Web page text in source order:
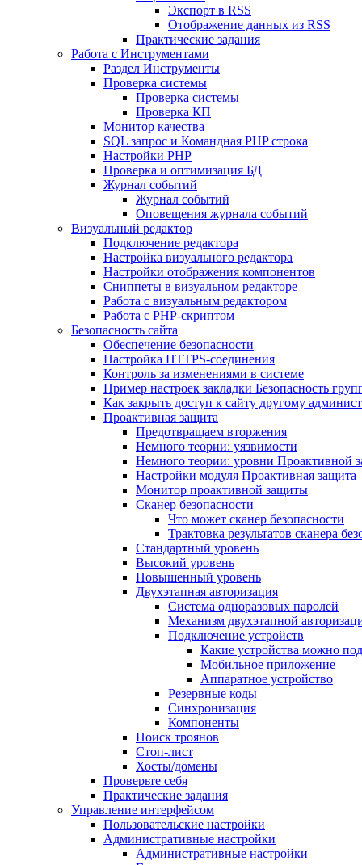
Экспорт в RSS
Отображение данных из RSS
Практические задания
Работа с Инструментами
Раздел Инструменты
Проверка системы
Проверка системы
Проверка КП
Монитор качества
SQL запрос и Командная PHP строка
Настройки PHP
Проверка и оптимизация БД
Журнал событий
Журнал событий
Оповещения журнала событий
Визуальный редактор
Подключение редактора
Настройка визуального редактора
Настройки отображения компонентов
Сниппеты в визуальном редакторе
Работа с визуальным редактором
Работа с PHP-скриптом
Безопасность сайта
Обеспечение безопасности
Настройка HTTPS-соединения
Контроль за изменениями в системе
Пример настроек закладки Безопасность
Как закрыть доступ к сайту другому
Проактивная защита
Предотвращаем вторжения
Немного теории: уязвимости
Немного теории: уровни Проактивной
Настройки модуля Проактивная защита
Монитор проактивной защиты
Сканер безопасности
Что может сканер безопасности
Трактовка результатов сканера
Стандартный уровень
Высокий уровень
Повышенный уровень
Двухэтапная авторизация
Система одноразовых паролей
Механизм двухэтапной
Подключение устройств
Какие устройства можно
Мобильное приложение
Аппаратное устройство
Резервные коды
Синхронизация
Компоненты
Поиск троянов
Стоп-лист
Хосты/домены
Проверьте себя
Практические задания
Управление интерфейсом
Пользовательские настройки
Административные настройки
Административные настройки